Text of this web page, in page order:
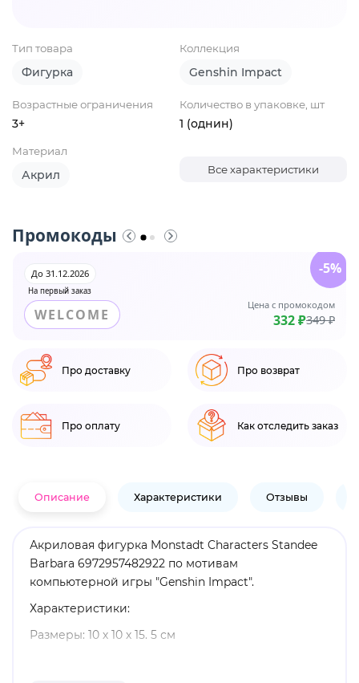
Тип товара
Фигурка
Коллекция
Genshin Impact
Возрастные ограничения
3+
Количество в упаковке, шт
1 (однин)
Материал
Акрил Все характеристики
Промокоды
На первый заказ
До 31.12.2026
WELCOME
Цена с промокодом
332 ₽349 ₽
-5%
Про доставку Про возврат
Про оплату Как отследить заказ
Описание Характеристики Отзывы
Акриловая фигурка Monstadt Characters Standee
Barbara 6972957482922 по мотивам
компьютерной игры "Genshin Impact".
Характеристики:
Размеры: 10 х 10 х 15. 5 см